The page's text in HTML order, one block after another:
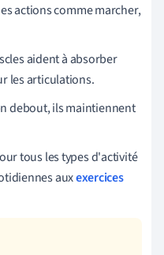
actions comme marcher,
aident à absorber
les articulations.
debout, ils maintiennent
tous les types d'activité
auxexercices